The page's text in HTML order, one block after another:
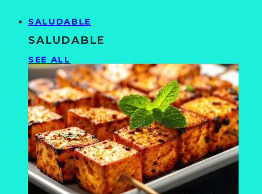
SALUDABLE
SALUDABLE
SEE ALL